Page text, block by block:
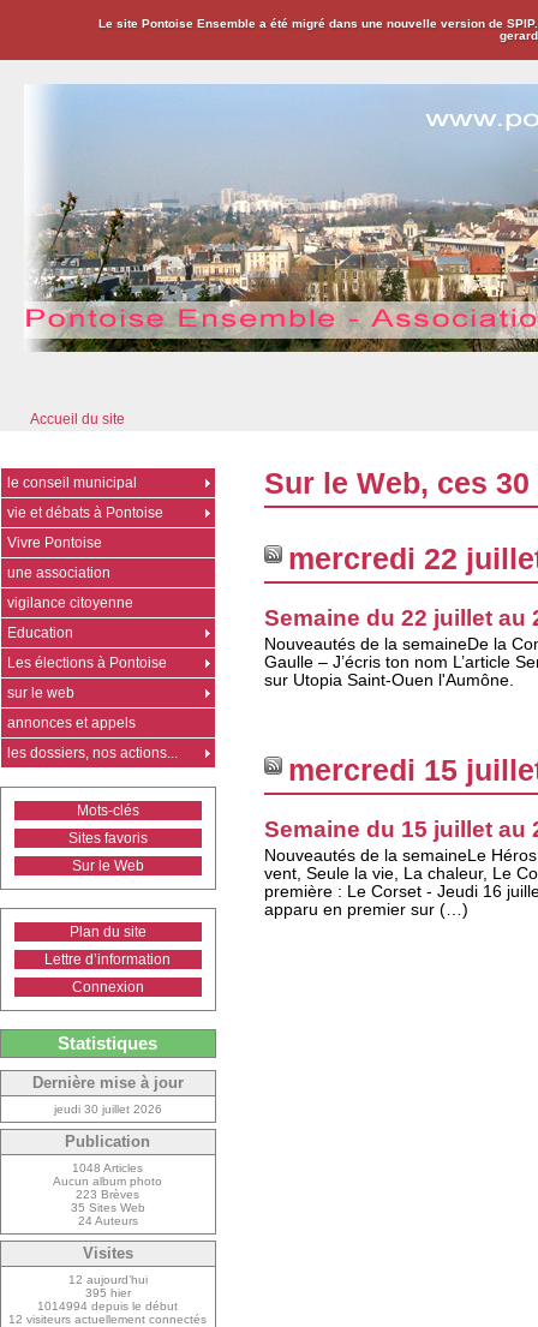
Le site Pontoise Ensemble a été migré dans une nouvelle version de
Accueil du site
Sur le Web, ces
mercredi 22
Semaine du 22 juillet au
Nouveautés de la semaineDe la
Gaulle – J’écris ton nom L’article
sur Utopia Saint-Ouen l'Aumône.
mercredi 15
Semaine du 15 juillet au
Nouveautés de la semaineLe
vent, Seule la vie, La chaleur, Le
première : Le Corset - Jeudi 16
apparu en premier sur (…)
le conseil municipal
vie et débats à Pontoise
Vivre Pontoise
une association
vigilance citoyenne
Education
Les élections à Pontoise
sur le web
annonces et appels
les dossiers, nos actions...
Mots-clés
Sites favoris
Sur le Web
Plan du site
Lettre d’information
Connexion
Statistiques
Dernière mise à jour
jeudi 30 juillet 2026
Publication
1048 Articles
Aucun album photo
223 Brèves
35 Sites Web
24 Auteurs
Visites
12 aujourd’hui
395 hier
1014994 depuis le début
12 visiteurs actuellement connectés